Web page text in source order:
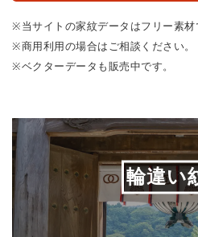
※当サイトの家紋データはフリー素材
※商用利用の場合はご相談ください。
※ベクターデータも販売中です。
輪違い